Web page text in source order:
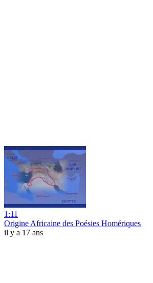
1:11
Origine Africaine des Poésies Homériques
il y a 17 ans